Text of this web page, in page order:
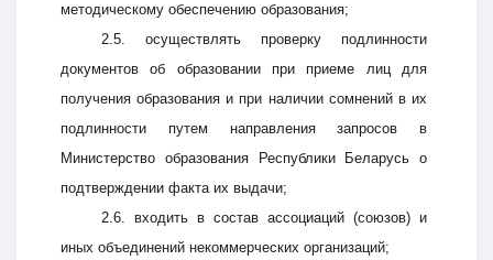
методическому обеспечению образования;
2.5. осуществлять проверку подлинности
документов об образовании при приеме лиц для
получения образования и при наличии сомнений в их
подлинности путем направления запросов в
Министерство образования Республики Беларусь о
подтверждении факта их выдачи;
2.6. входить в состав ассоциаций (союзов) и
иных объединений некоммерческих организаций;